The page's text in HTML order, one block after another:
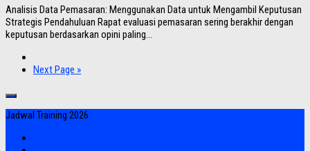
Analisis Data Pemasaran: Menggunakan Data untuk Mengambil Keputusan
Strategis Pendahuluan Rapat evaluasi pemasaran sering berakhir dengan
keputusan berdasarkan opini paling...
Next Page »
Jadwal Training 2026